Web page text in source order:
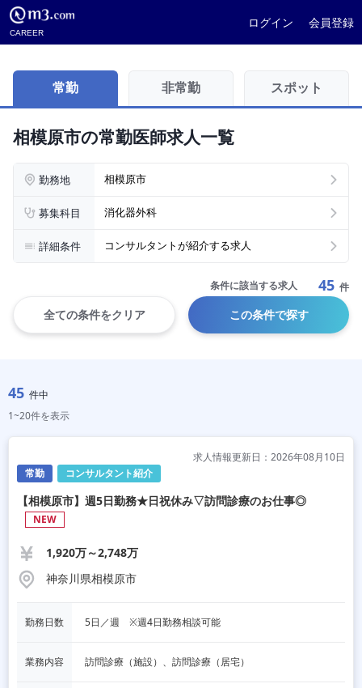
CAREER
ログイン 会員登録
常勤 非常勤 スポット
相模原市の常勤医師求人一覧
勤務地 相模原市
募集科目 消化器外科
詳細条件 コンサルタントが紹介する求人
条件に該当する求人 45 件
全ての条件をクリア この条件で探す
45 件中
1~20件を表示
常勤 コンサルタント紹介
求人情報更新日：2026年08月10日
【相模原市】週5日勤務★日祝休み▽訪問診療のお仕事◎
NEW
1,920万～2,748万
神奈川県相模原市
勤務日数 5日／週　※週4日勤務相談可能
業務内容 訪問診療（施設）、訪問診療（居宅）